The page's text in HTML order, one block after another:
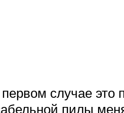
случае это
пилы